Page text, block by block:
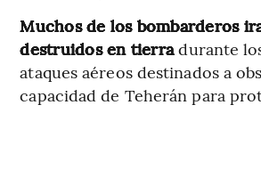
Muchos de los bombarderos
destruidos en tierradurante
ataques aéreos destinados a
capacidad de Teherán para